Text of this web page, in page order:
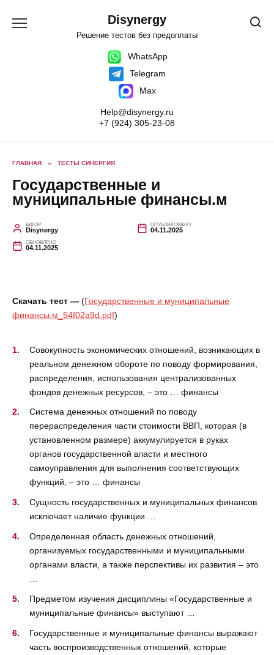
содержанию
Disynergy
Решение тестов без предоплаты
WhatsApp
Telegram
Max
Help@disynergy.ru
+7 (924) 305-23-08
ГЛАВНАЯ » ТЕСТЫ СИНЕРГИЯ
Государственные и
муниципальные финансы.м
АВТОР
Disynergy
ОПУБЛИКОВАНО
04.11.2025
ОБНОВЛЕНО
04.11.2025
Скачать тест — (Государственные и муниципальные
финансы.м_54f02a9d.pdf)
Совокупность экономических отношений, возникающих в
реальном денежном обороте по поводу формирования,
распределения, использования централизованных
фондов денежных ресурсов, – это … финансы
Система денежных отношений по поводу
перераспределения части стоимости ВВП, которая (в
установленном размере) аккумулируется в руках
органов государственной власти и местного
самоуправления для выполнения соответствующих
функций, – это … финансы
Сущность государственных и муниципальных финансов
исключает наличие функции …
Определенная область денежных отношений,
организуемых государственными и муниципальными
органами власти, а также перспективы их развития – это
Предметом изучения дисциплины «Государственные и
муниципальные финансы» выступают …
Государственные и муниципальные финансы выражают
часть воспроизводственных отношений, которые